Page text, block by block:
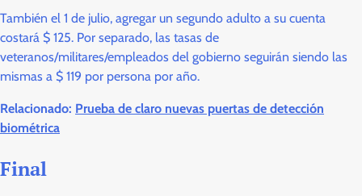
También el 1 de julio, agregar un segundo adulto a su cuenta
costará $ 125. Por separado, las tasas de
veteranos/militares/empleados del gobierno seguirán siendo las
mismas a $ 119 por persona por año.
Relacionado: Prueba de claro nuevas puertas de detección
biométrica
Final